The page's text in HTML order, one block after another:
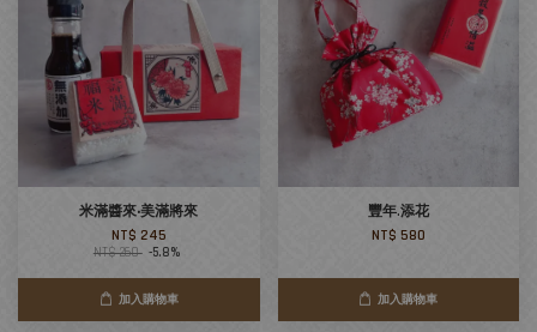
米滿醬來‧美滿將來
NT$ 245
NT$ 260 -5.8%
加入購物車
豐年.添花
NT$ 580
加入購物車